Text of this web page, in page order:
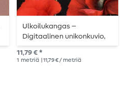
Ulkoilukangas –
Digitaalinen unikonkuvio,
musta, vettä hylkivä
11,79 € *
1 metriä | 11,79 € / metriä